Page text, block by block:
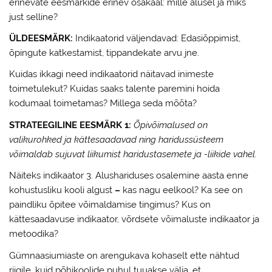
just selline?
ÜLDEESMÄRK: Indikaatorid väljendavad: Edasiõppimist,
õpingute katkestamist, tippandekate arvu jne.
Kuidas ikkagi need indikaatorid näitavad inimeste
toimetulekut? Kuidas saaks talente paremini hoida
kodumaal toimetamas? Millega seda mõõta?
STRATEEGILINE EESMÄRK 1: Õpivõimalused on
valikurohked ja kättesaadavad ning haridussüsteem
võimaldab sujuvat liikumist haridustasemete ja -liikide vahel.
Näiteks indikaator 3. Alushariduses osalemine aasta enne
kohustusliku kooli algust – kas nagu eelkool? Ka see on
paindliku õpitee võimaldamise tingimus? Kus on
kättesaadavuse indikaator, võrdsete võimaluste indikaator ja
metoodika?
Gümnaasiumiaste on arengukava kohaselt ette nähtud